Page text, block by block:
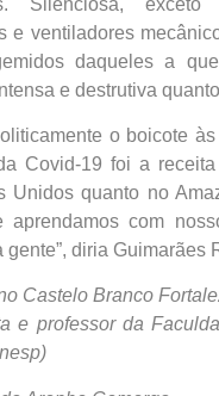
e ventiladores
daqueles a
e destrutiva
o boicote
Covid-19 foi a
Unidos quanto no
aprendamos com
diria Guimarães
Castelo Branco
e professor da